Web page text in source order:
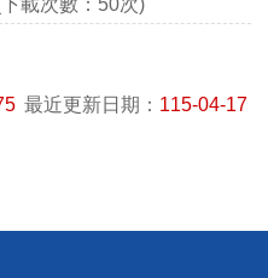
載次數：50次)
最近更新日期： 115-04-17